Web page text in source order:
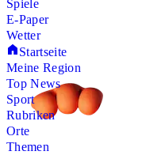
Spiele
E-Paper
Wetter
Startseite
Meine Region
Top News
Sport
Rubriken
Orte
Themen